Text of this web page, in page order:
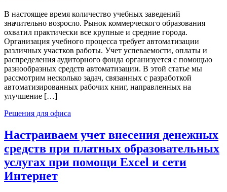
В настоящее время количество учебных заведений
значительно возросло. Рынок коммерческого образования
охватил практически все крупные и средние города.
Организация учебного процесса требует автоматизации
различных участков работы. Учет успеваемости, оплаты и
распределения аудиторного фонда организуется с помощью
разнообразных средств автоматизации. В этой статье мы
рассмотрим несколько задач, связанных с разработкой
автоматизированных рабочих книг, направленных на
улучшение […]
Решения для офиса
Настраиваем учет внесения денежных
средств при платных образовательных
услугах при помощи Excel и сети
Интернет